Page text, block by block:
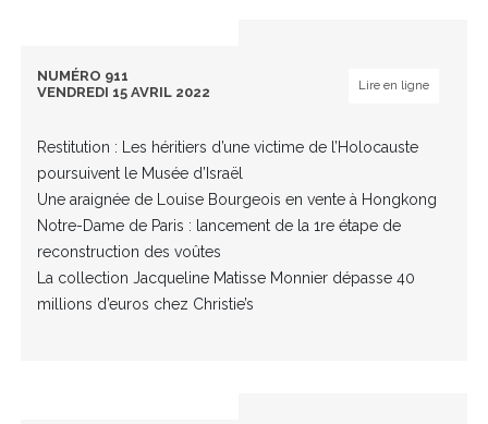
NUMÉRO 911
VENDREDI 15 AVRIL 2022
Lire en ligne
Restitution : Les héritiers d’une victime de l’Holocauste
poursuivent le Musée d’Israël
Une araignée de Louise Bourgeois en vente à Hongkong
Notre-Dame de Paris : lancement de la 1re étape de
reconstruction des voûtes
La collection Jacqueline Matisse Monnier dépasse 40
millions d’euros chez Christie’s